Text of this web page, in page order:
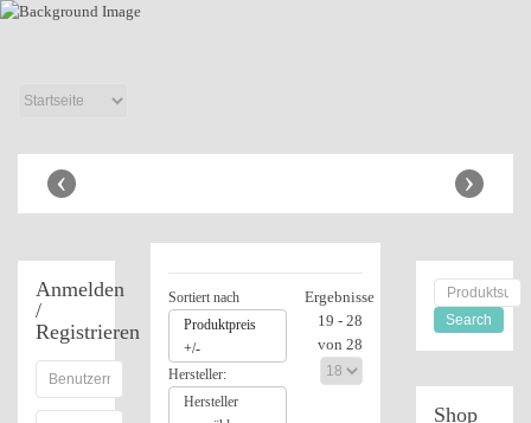
Anhänger Shop
›
‹
Sortiert nach
Produktpreis
+/-
Hersteller:
Hersteller
Ergebnisse
19 - 28
von 28
Anmelden
/
Registrieren
Shop